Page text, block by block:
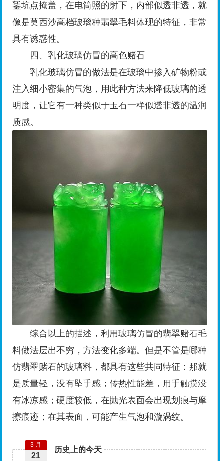
錾坑点掩盖，在电筒照的射下，内部似透非透，就
像是莫西沙高档玻璃种翡翠毛料体现的特征，非常
具有诱惑性。
四、乳化玻璃仿冒的高色赌石
乳化玻璃仿冒的做法是在玻璃中掺入矿物粉或
注入细小密集的气泡，用此种方法来降低玻璃的透
明度，让它有一种类似于玉石一样似透非透的温润
质感。
综合以上的描述，利用玻璃仿冒的翡翠赌石毛
料做法层出不穷，方法变化多端。但是不管是哪种
仿翡翠赌石的玻璃料，都具有这些共同特征：那就
是质量轻，没有坠手感；传热性能差，用手触摸没
有冰凉感；硬度较低，在抛光表面会出现划痕与摩
擦痕迹；在其表面，可能产生气泡和漩涡纹。
历史上的今天
3 月
21